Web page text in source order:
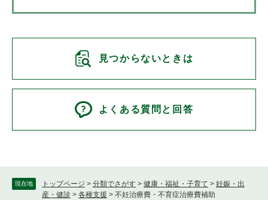
現在地 トップページ > 分類でさがす > 健康・福祉・子育て > 妊娠・出
産・健診 > 各種支援 > 不妊治療費・不育症治療費補助
見つからないときは
よくある質問と回答